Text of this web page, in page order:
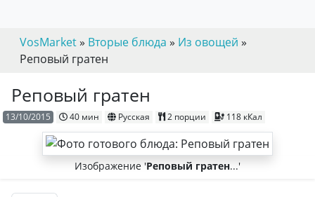
VosMarket» Вторые блюда » Из овощей »
Реповый гратен
Реповый гратен
13/10/2015 40 мин Русская 2 порции 118 кКал
Изображение 'Реповый гратен...'